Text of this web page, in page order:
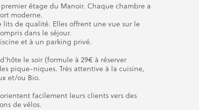
étage du Manoir. Chaque chambre a
moderne.
de qualité. Elles offrent une vue sur le
dans le séjour.
et à un parking privé.
le soir (formule à 29€ à réserver
pique-niques. Très attentive à la cuisine,
et/ou Bio.
facilement leurs clients vers des
de vélos.